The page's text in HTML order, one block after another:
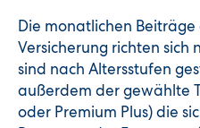
Die monatlichen
Versicherung richten sich
sind nach Altersstufen
außerdem der gewählte
oder Premium Plus) die